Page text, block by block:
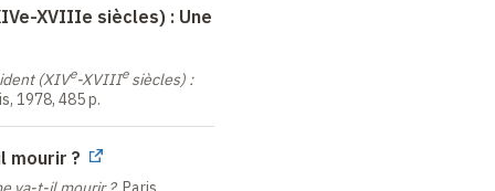
Légion d'honneur
du CNRS
XVIIIe siècles) : Une
(XIVe-XVIIIesiècles) :
1978, 485p.
mourir ?